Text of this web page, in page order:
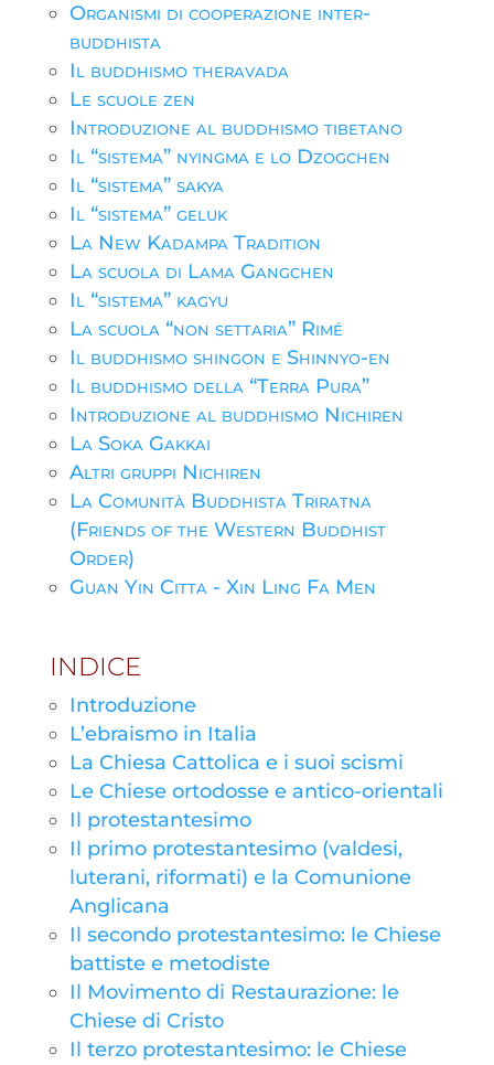
Organismi di cooperazione inter-
buddhista
Il buddhismo theravada
Le scuole zen
Introduzione al buddhismo tibetano
Il “sistema” nyingma e lo Dzogchen
Il “sistema” sakya
Il “sistema” geluk
La New Kadampa Tradition
La scuola di Lama Gangchen
Il “sistema” kagyu
La scuola “non settaria” Rimé
Il buddhismo shingon e Shinnyo-en
Il buddhismo della “Terra Pura”
Introduzione al buddhismo Nichiren
La Soka Gakkai
Altri gruppi Nichiren
La Comunità Buddhista Triratna
(Friends of the Western Buddhist
Order)
Guan Yin Citta - Xin Ling Fa Men
INDICE
Introduzione
L’ebraismo in Italia
La Chiesa Cattolica e i suoi scismi
Le Chiese ortodosse e antico-orientali
Il protestantesimo
Il primo protestantesimo (valdesi,
luterani, riformati) e la Comunione
Anglicana
Il secondo protestantesimo: le Chiese
battiste e metodiste
Il Movimento di Restaurazione: le
Chiese di Cristo
Il terzo protestantesimo: le Chiese